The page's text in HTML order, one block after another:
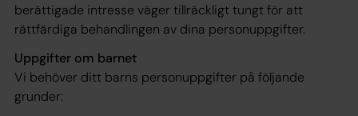
berättigade intresse väger tillräckligt tungt för att
rättfärdiga behandlingen av dina personuppgifter.
Uppgifter om barnet
Vi behöver ditt barns personuppgifter på följande
grunder: